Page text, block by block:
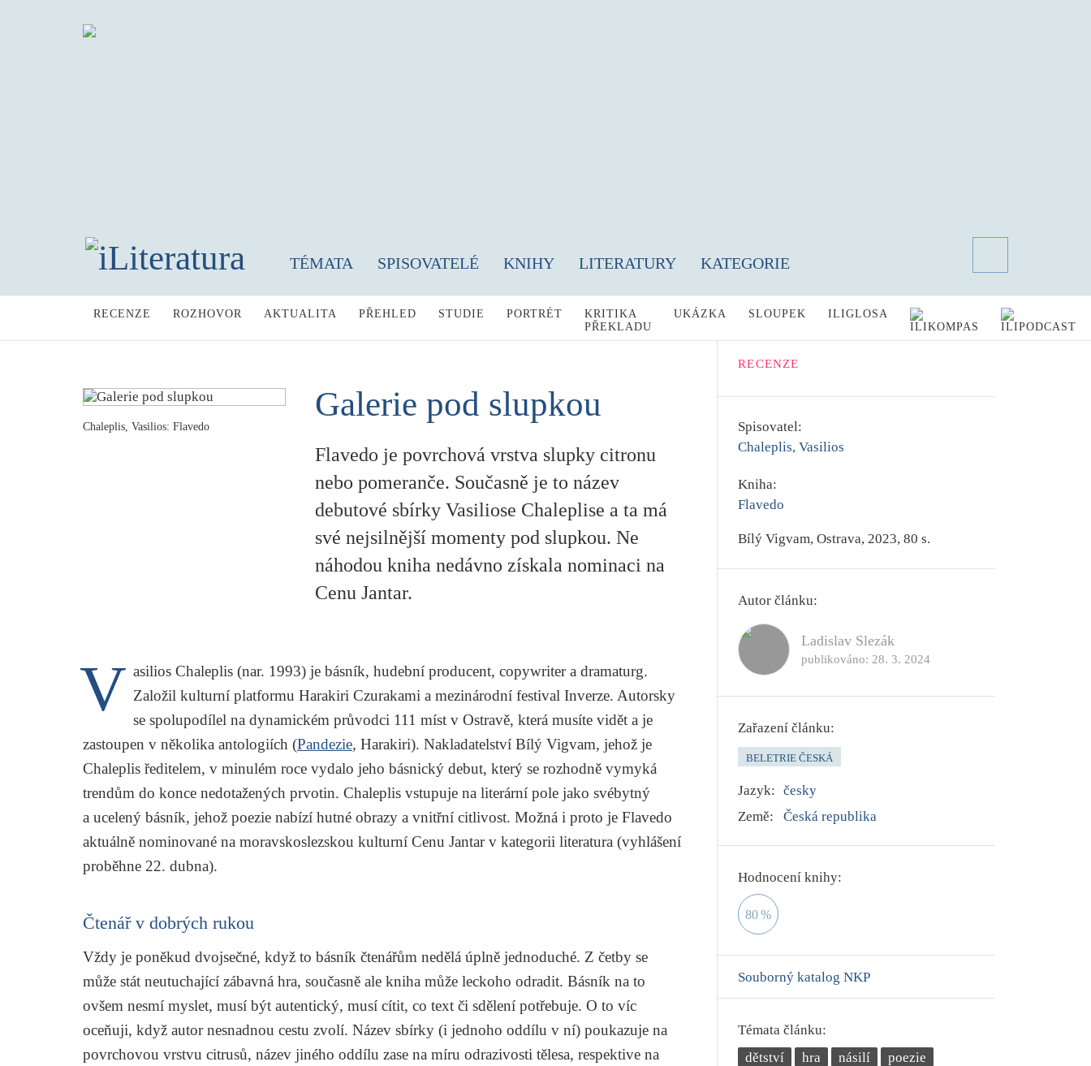
TÉMATA SPISOVATELÉ KNIHY LITERATURY KATEGORIE
RECENZE ROZHOVOR AKTUALITA PŘEHLED STUDIE PORTRÉT
KRITIKA
PŘEKLADU
UKÁZKA SLOUPEK ILIGLOSA
Chaleplis, Vasilios: Flavedo
Galerie pod slupkou
Flavedo je povrchová vrstva slupky citronu
nebo pomeranče. Současně je to název
debutové sbírky Vasiliose Chaleplise a ta má
své nejsilnější momenty pod slupkou. Ne
náhodou kniha nedávno získala nominaci na
Cenu Jantar.
V asilios Chaleplis (nar. 1993) je básník, hudební producent, copywriter a dramaturg.
Založil kulturní platformu Harakiri Czurakami a mezinárodní festival Inverze. Autorsky
se spolupodílel na dynamickém průvodci 111 míst v Ostravě, která musíte vidět a je
zastoupen v několika antologiích (Pandezie, Harakiri). Nakladatelství Bílý Vigvam, jehož je
Chaleplis ředitelem, v minulém roce vydalo jeho básnický debut, který se rozhodně vymyká
trendům do konce nedotažených prvotin. Chaleplis vstupuje na literární pole jako svébytný
a ucelený básník, jehož poezie nabízí hutné obrazy a vnitřní citlivost. Možná i proto je Flavedo
aktuálně nominované na moravskoslezskou kulturní Cenu Jantar v kategorii literatura (vyhlášení
proběhne 22. dubna).
Čtenář v dobrých rukou
Vždy je poněkud dvojsečné, když to básník čtenářům nedělá úplně jednoduché. Z četby se
může stát neutuchající zábavná hra, současně ale kniha může leckoho odradit. Básník na to
ovšem nesmí myslet, musí být autentický, musí cítit, co text či sdělení potřebuje. O to víc
oceňuji, když autor nesnadnou cestu zvolí. Název sbírky (i jednoho oddílu v ní) poukazuje na
povrchovou vrstvu citrusů, název jiného oddílu zase na míru odrazivosti tělesa, respektive na
RECENZE
Spisovatel:
Chaleplis, Vasilios
Kniha:
Flavedo
Bílý Vigvam, Ostrava, 2023, 80 s.
Autor článku:
Ladislav Slezák
publikováno: 28. 3. 2024
Zařazení článku:
BELETRIE ČESKÁ
Jazyk: česky
Země:
Česká republika
Hodnocení knihy:
80 %
Souborný katalog NKP
Témata článku:
dětství
hra násilí poezie